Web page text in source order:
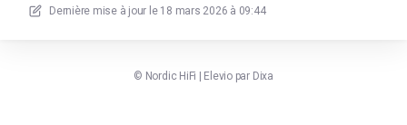
Dernière mise à jour le 18 mars 2026 à 09:44
© Nordic HiFi Elevio par Dixa